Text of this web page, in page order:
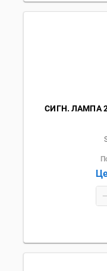
СИГН. ЛАМПА